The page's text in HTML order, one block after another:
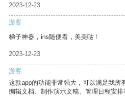
2023-12-23
游客
梯子神器，ins随便看，美美哒！
2023-12-23
游客
这款app的功能非常强大，可以满足我所
编辑文档、制作演示文稿、管理日程安排